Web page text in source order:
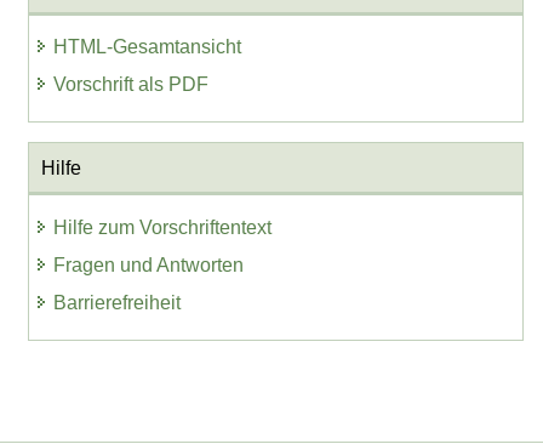
HTML-Gesamtansicht
Vorschrift als PDF
Hilfe
Hilfe zum Vorschriftentext
Fragen und Antworten
Barrierefreiheit